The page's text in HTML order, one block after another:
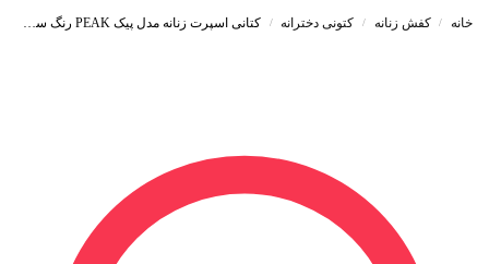
خانه / کفش زنانه / کتونی دخترانه / کتانی اسپرت زنانه مدل پیک PEAK رنگ سفید کد 41862